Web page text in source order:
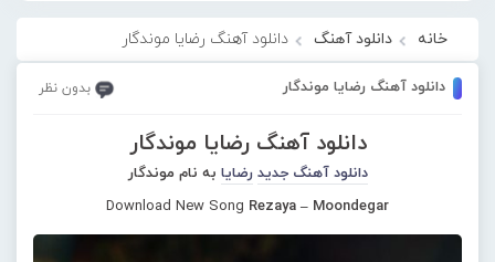
خانه دانلود آهنگ دانلود آهنگ رضایا موندگار
دانلود آهنگ رضایا موندگار بدون نظر
دانلود آهنگ رضایا موندگار
دانلود آهنگ جدید رضایا به نام موندگار
Download New Song Rezaya – Moondegar